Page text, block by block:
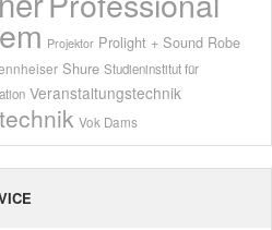
Projektor Prolight + Sound Robe
Shure Studieninstitut für
Veranstaltungstechnik
Vok Dams